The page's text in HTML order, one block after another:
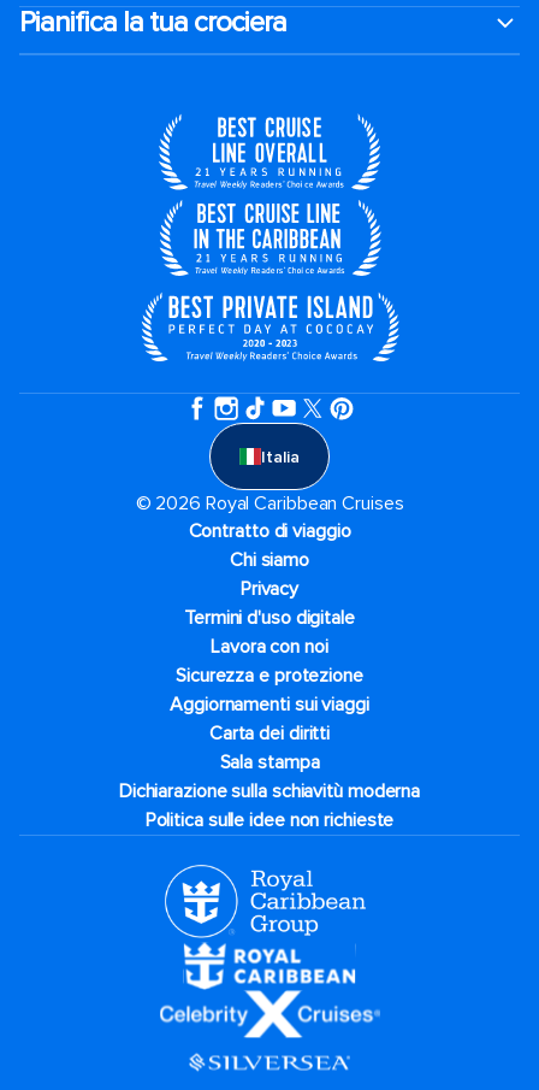
Pianifica la tua crociera
Italia
© 2026 Royal Caribbean Cruises
Contratto di viaggio
Chi siamo
Privacy
Termini d'uso digitale
Lavora con noi
Sicurezza e protezione
Aggiornamenti sui viaggi
Carta dei diritti
Sala stampa
Dichiarazione sulla schiavitù moderna
Politica sulle idee non richieste